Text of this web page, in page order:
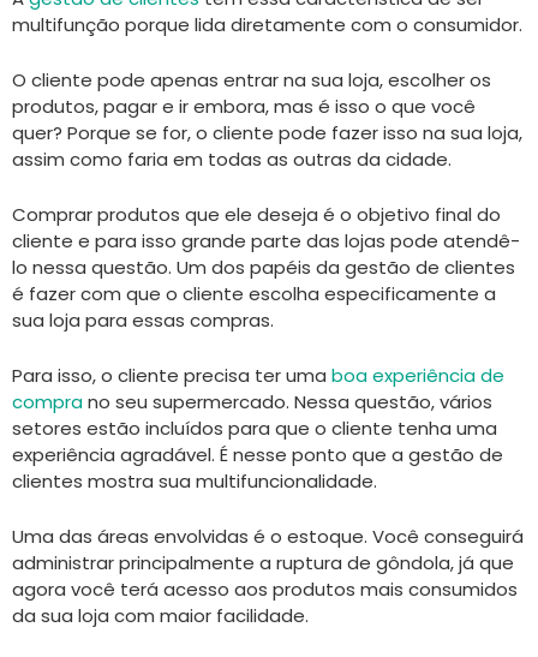
multifunção porque lida diretamente com o consumidor.
O cliente pode apenas entrar na sua loja, escolher os
produtos, pagar e ir embora, mas é isso o que você
quer? Porque se for, o cliente pode fazer isso na sua loja,
assim como faria em todas as outras da cidade.
Comprar produtos que ele deseja é o objetivo final do
cliente e para isso grande parte das lojas pode atendê-
lo nessa questão. Um dos papéis da gestão de clientes
é fazer com que o cliente escolha especificamente a
sua loja para essas compras.
Para isso, o cliente precisa ter uma boa experiência de
comprano seu supermercado. Nessa questão, vários
setores estão incluídos para que o cliente tenha uma
experiência agradável. É nesse ponto que a gestão de
clientes mostra sua multifuncionalidade.
Uma das áreas envolvidas é o estoque. Você conseguirá
administrar principalmente a ruptura de gôndola, já que
agora você terá acesso aos produtos mais consumidos
da sua loja com maior facilidade.